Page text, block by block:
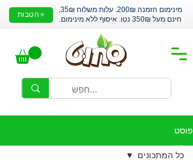
⭐הטבות
מינימום הזמנה 200₪. עלות משלוח 35₪,
חינם מעל 350₪ נטו. איסוף ללא מינימום.
פוסט
כל המתכונים